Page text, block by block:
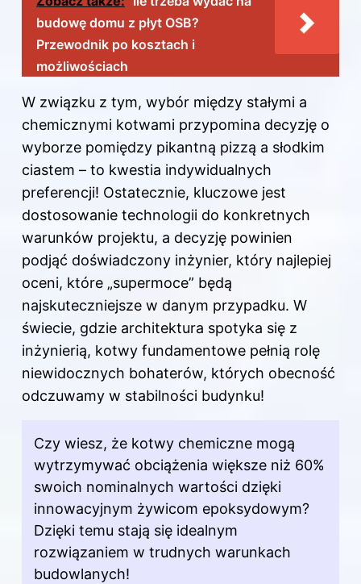
budowę domu z płyt OSB?
Przewodnik po kosztach i
możliwościach
W związku z tym, wybór między stałymi a
chemicznymi kotwami przypomina decyzję o
wyborze pomiędzy pikantną pizzą a słodkim
ciastem – to kwestia indywidualnych
preferencji! Ostatecznie, kluczowe jest
dostosowanie technologii do konkretnych
warunków projektu, a decyzję powinien
podjąć doświadczony inżynier, który najlepiej
oceni, które „supermoce” będą
najskuteczniejsze w danym przypadku. W
świecie, gdzie architektura spotyka się z
inżynierią, kotwy fundamentowe pełnią rolę
niewidocznych bohaterów, których obecność
odczuwamy w stabilności budynku!
Czy wiesz, że kotwy chemiczne mogą
wytrzymywać obciążenia większe niż 60%
swoich nominalnych wartości dzięki
innowacyjnym żywicom epoksydowym?
Dzięki temu stają się idealnym
rozwiązaniem w trudnych warunkach
budowlanych!